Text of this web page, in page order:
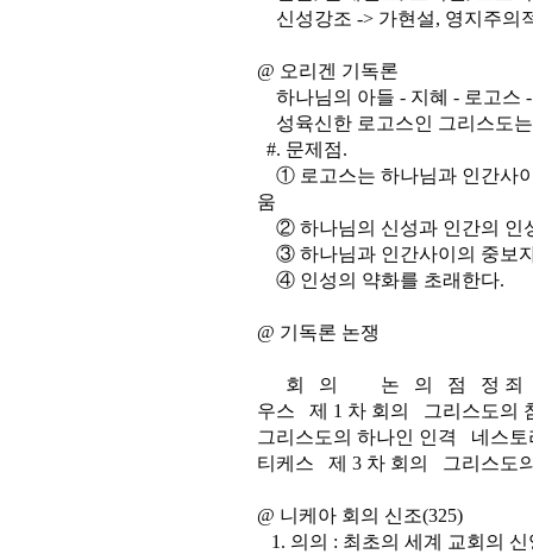
신성강조 -> 가현설, 영지주의
@ 오리겐 기독론
하나님의 아들 - 지혜 - 로고스
성육신한 로고스인 그리스도
#. 문제점.
① 로고스는 하나님과 인간사
움
② 하나님의 신성과 인간의 인
③ 하나님과 인간사이의 중보
④ 인성의 약화를 초래한다.
@ 기독론 논쟁
회 의 논 의 점 정 죄 대
우스 제 1 차 회의 그리스도의
그리스도의 하나인 인격 네스
티케스 제 3 차 회의 그리스도
@ 니케아 회의 신조(325)
1. 의의 : 최초의 세계 교회의